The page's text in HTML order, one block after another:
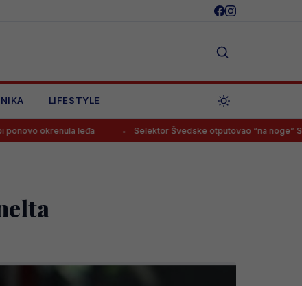
LIFESTYLE
leđa Selektor Švedske otputovao “na noge” Smajloviću,